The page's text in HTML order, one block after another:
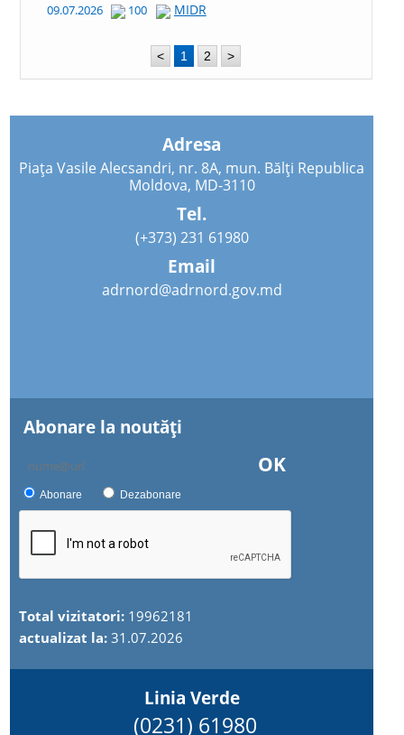
09.07.2026 100 MIDR
< 1 2 >
Adresa
Piața Vasile Alecsandri, nr. 8A, mun. Bălți Republica
Moldova, MD-3110
Tel.
(+373) 231 61980
Email
adrnord@adrnord.gov.md
Abonare la noutăţi
OK
Abonare Dezabonare
Total vizitatori: 19962181
actualizat la:31.07.2026
Linia Verde
(0231) 61980